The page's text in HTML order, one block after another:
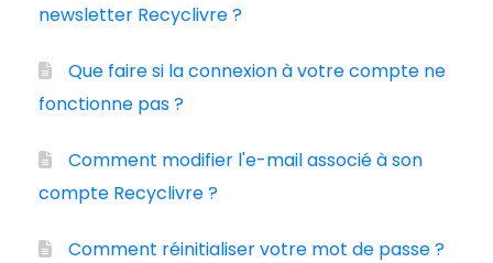
newsletter Recyclivre ?
Que faire si la connexion à votre compte ne
fonctionne pas ?
Comment modifier l'e-mail associé à son
compte Recyclivre ?
Comment réinitialiser votre mot de passe ?